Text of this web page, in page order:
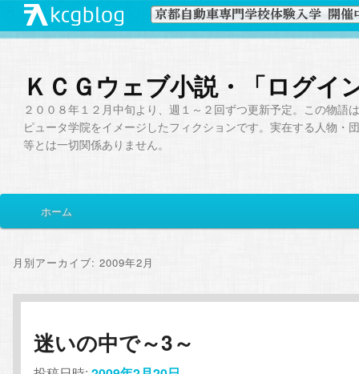
ＫＣＧウェブ小説・「ログイ
２００８年１２月中旬より、週１～２回ずつ更新予定。この物語
ピュータ学院をイメージしたフィクションです。実在する人物・
等とは一切関係ありません。
イ
メ
ン
コ
ン
サ
コ
ン
テ
ホーム
月別アーカイブ:2009年2月
迷いの中で～3～